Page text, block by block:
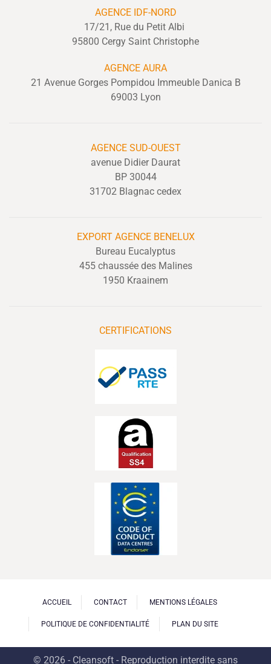
AGENCE IDF-NORD
17/21, Rue du Petit Albi
95800 Cergy Saint Christophe
AGENCE AURA
21 Avenue Gorges Pompidou Immeuble Danica B
69003 Lyon
AGENCE SUD-OUEST
avenue Didier Daurat
BP 30044
31702 Blagnac cedex
EXPORTAGENCE BENELUX
Bureau Eucalyptus
455 chaussée des Malines
1950 Kraainem
CERTIFICATIONS
ACCUEIL CONTACT MENTIONS LÉGALES
POLITIQUE DE CONFIDENTIALITÉ PLAN DU SITE
© 2026 - Cleansoft - Reproduction interdite sans